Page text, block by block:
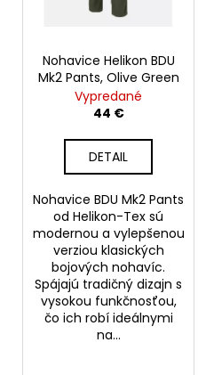
Nohavice Helikon BDU
Mk2 Pants, Olive Green
Vypredané
44 €
DETAIL
Nohavice BDU Mk2 Pants
od Helikon-Tex sú
modernou a vylepšenou
verziou klasických
bojových nohavíc.
Spájajú tradičný dizajn s
vysokou funkčnosťou,
čo ich robí ideálnymi
na...
HĽADAŤ